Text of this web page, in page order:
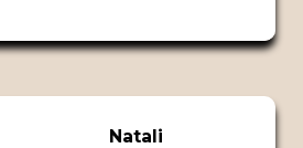
Natali